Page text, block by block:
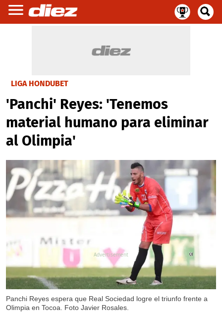
LIGA HONDUBET
'Panchi' Reyes: 'Tenemos
material humano para eliminar
al Olimpia'
Panchi Reyes espera que Real Sociedad logre el triunfo frente a
Olimpia en Tocoa. Foto Javier Rosales.
X